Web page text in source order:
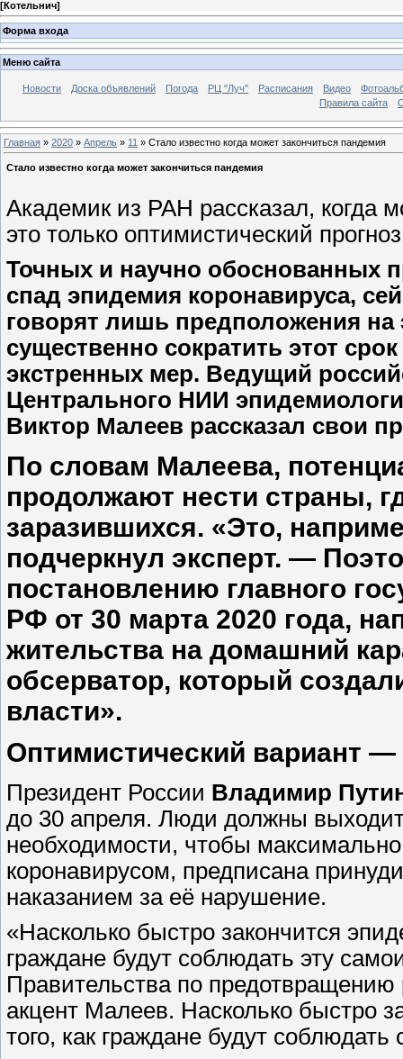
[Котельнич]
Форма входа
Меню сайта
Новости Доска объявлений Погода РЦ "Луч" Расписания Видео
Правила сайта
Главная » 2020 » Апрель » 11 » Стало известно когда может закончиться пандемия
Стало известно когда может закончиться пандемия
Академик из РАН рассказал, когда
это только оптимистический
Точных и научно обоснованных
спад эпидемия коронавируса,
говорят лишь предположения на
существенно сократить этот
экстренных мер. Ведущий
Центрального НИИ
Виктор Малеев рассказал свои
По словам Малеева,
продолжают нести страны,
заразившихся. «Это,
подчеркнул эксперт. —
постановлению главного
РФ от 30 марта 2020 года,
жительства на домашний
обсерватор, который
власти».
Оптимистический вариант
Президент России Владимир
до 30 апреля. Люди должны
необходимости, чтобы максимально
коронавирусом, предписана
наказанием за её нарушение.
«Насколько быстро закончится
граждане будут соблюдать эту
Правительства по
акцент Малеев. Насколько быстро
того, как граждане будут